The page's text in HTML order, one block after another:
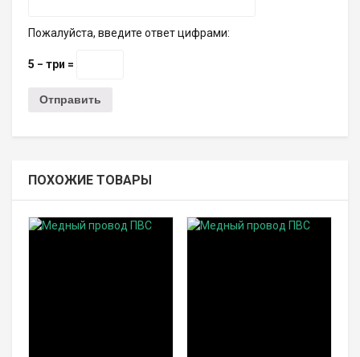
Пожалуйста, введите ответ цифрами:
5 − три =
ПОХОЖИЕ ТОВАРЫ